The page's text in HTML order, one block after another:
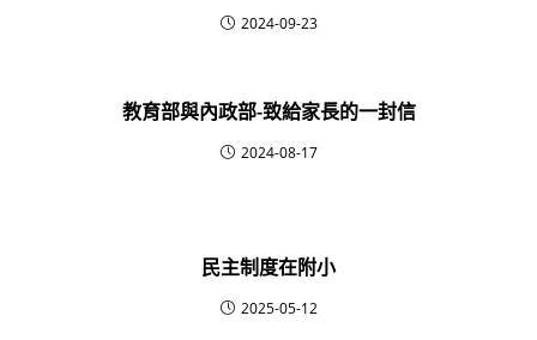
2024-09-23
教育部與內政部-致給家長的一封信
2024-08-17
民主制度在附小
2025-05-12